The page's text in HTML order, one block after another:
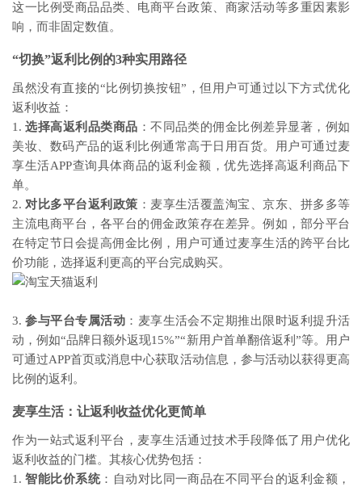
这一比例受商品品类、电商平台政策、商家活动等多重因素影
响，而非固定数值。
“切换”返利比例的3种实用路径
虽然没有直接的“比例切换按钮”，但用户可通过以下方式优化
返利收益：
1.选择高返利品类商品 ：不同品类的佣金比例差异显著，例如
美妆、数码产品的返利比例通常高于日用百货。用户可通过麦
享生活APP查询具体商品的返利金额，优先选择高返利商品下
单。
2. 对比多平台返利政策 ：麦享生活覆盖淘宝、京东、拼多多等
主流电商平台，各平台的佣金政策存在差异。例如，部分平台
在特定节日会提高佣金比例，用户可通过麦享生活的跨平台比
价功能，选择返利更高的平台完成购买。
3.参与平台专属活动 ：麦享生活会不定期推出限时返利提升活
动，例如“品牌日额外返现15%”“新用户首单翻倍返利”等。用户
可通过APP首页或消息中心获取活动信息，参与活动以获得更高
比例的返利。
麦享生活：让返利收益优化更简单
作为一站式返利平台，麦享生活通过技术手段降低了用户优化
返利收益的门槛。其核心优势包括：
1.智能比价系统：自动对比同一商品在不同平台的返利金额，